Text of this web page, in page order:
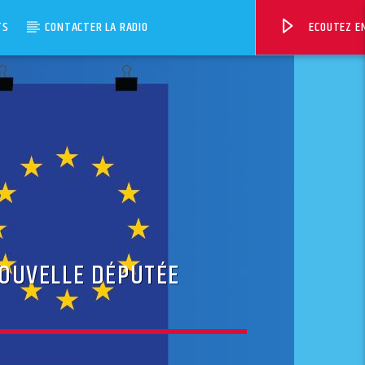
CONTACTER LA RADIO ECOUTEZ
DÉPUTÉE